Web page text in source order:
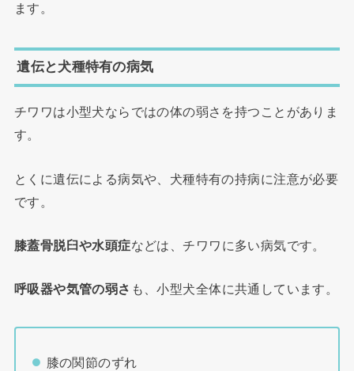
ます。
遺伝と犬種特有の病気
チワワは小型犬ならではの体の弱さを持つことがありま
す。
とくに遺伝による病気や、犬種特有の持病に注意が必要
です。
膝蓋骨脱臼や水頭症などは、チワワに多い病気です。
呼吸器や気管の弱さ も、小型犬全体に共通しています。
膝の関節のずれ